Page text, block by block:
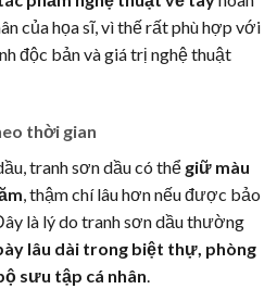
của họa sĩ, vì thế rất phù hợp với
độc bản và giá trị nghệ thuật
thời gian
tranh sơn dầu có thể giữ màu
, thậm chí lâu hơn nếu được bảo
là lý do tranh sơn dầu thường
lâu dài trong biệt thự, phòng
sưu tập cá nhân